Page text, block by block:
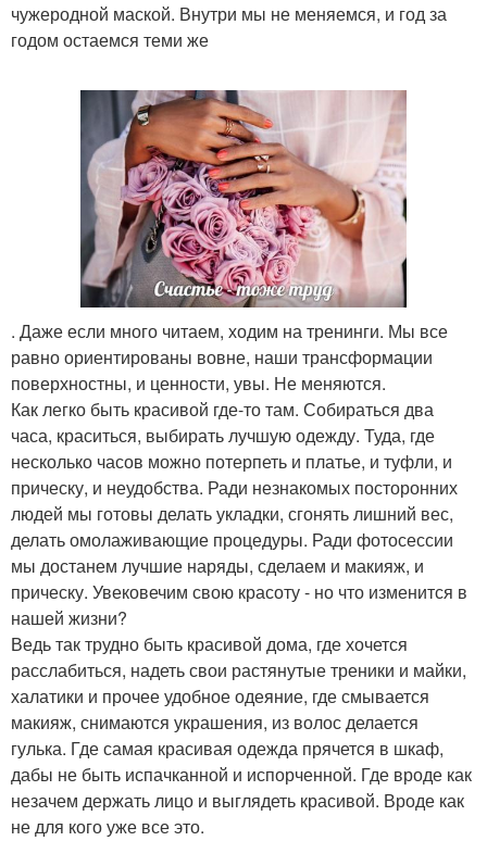
чужеродной маской. Внутри мы не меняемся, и год за
годом остаемся теми же
. Даже если много читаем, ходим на тренинги. Мы все
равно ориентированы вовне, наши трансформации
поверхностны, и ценности, увы. Не меняются.
Как легко быть красивой где-то там. Собираться два
часа, краситься, выбирать лучшую одежду. Туда, где
несколько часов можно потерпеть и платье, и туфли, и
прическу, и неудобства. Ради незнакомых посторонних
людей мы готовы делать укладки, сгонять лишний вес,
делать омолаживающие процедуры. Ради фотосессии
мы достанем лучшие наряды, сделаем и макияж, и
прическу. Увековечим свою красоту - но что изменится в
нашей жизни?
Ведь так трудно быть красивой дома, где хочется
расслабиться, надеть свои растянутые треники и майки,
халатики и прочее удобное одеяние, где смывается
макияж, снимаются украшения, из волос делается
гулька. Где самая красивая одежда прячется в шкаф,
дабы не быть испачканной и испорченной. Где вроде как
незачем держать лицо и выглядеть красивой. Вроде как
не для кого уже все это.